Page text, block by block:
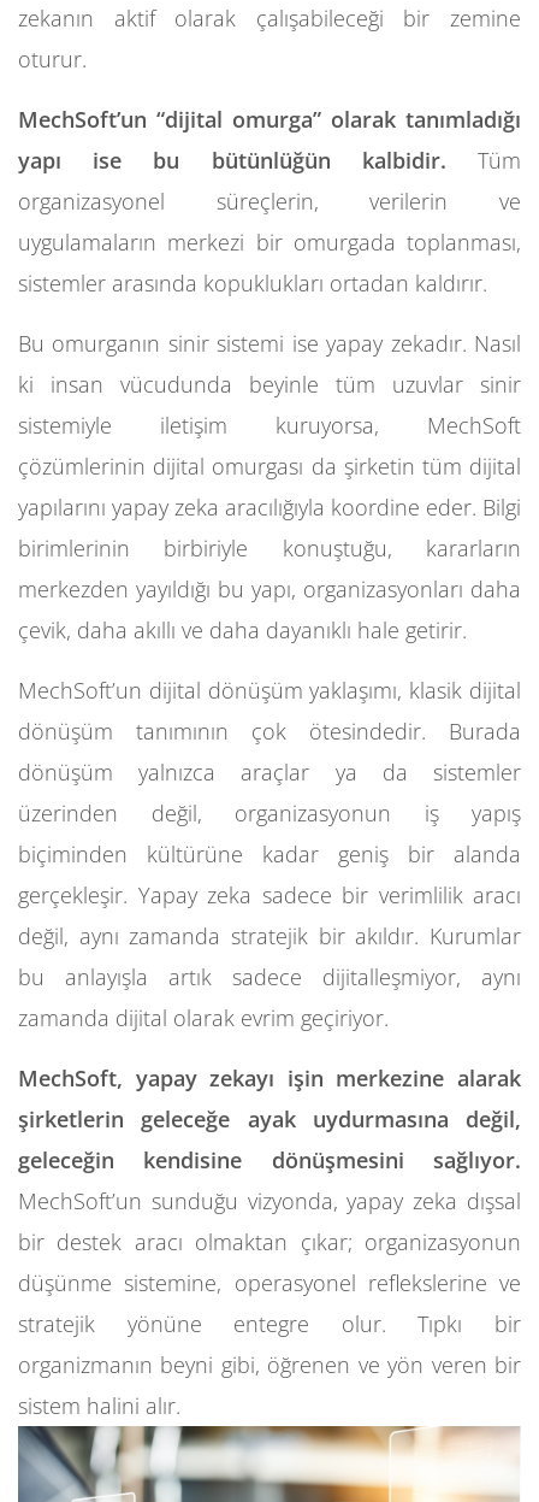
zekanın aktif olarak çalışabileceği bir zemine
oturur.
MechSoft’un “dijital omurga” olarak tanımladığı
yapı ise bu bütünlüğün kalbidir. Tüm
organizasyonel süreçlerin, verilerin ve
uygulamaların merkezi bir omurgada toplanması,
sistemler arasında kopuklukları ortadan kaldırır.
Bu omurganın sinir sistemi ise yapay zekadır. Nasıl
ki insan vücudunda beyinle tüm uzuvlar sinir
sistemiyle iletişim kuruyorsa, MechSoft
çözümlerinin dijital omurgası da şirketin tüm dijital
yapılarını yapay zeka aracılığıyla koordine eder. Bilgi
birimlerinin birbiriyle konuştuğu, kararların
merkezden yayıldığı bu yapı, organizasyonları daha
çevik, daha akıllı ve daha dayanıklı hale getirir.
MechSoft’un dijital dönüşüm yaklaşımı, klasik dijital
dönüşüm tanımının çok ötesindedir. Burada
dönüşüm yalnızca araçlar ya da sistemler
üzerinden değil, organizasyonun iş yapış
biçiminden kültürüne kadar geniş bir alanda
gerçekleşir. Yapay zeka sadece bir verimlilik aracı
değil, aynı zamanda stratejik bir akıldır. Kurumlar
bu anlayışla artık sadece dijitalleşmiyor, aynı
zamanda dijital olarak evrim geçiriyor.
MechSoft, yapay zekayı işin merkezine alarak
şirketlerin geleceğe ayak uydurmasına değil,
geleceğin kendisine dönüşmesini sağlıyor.
MechSoft’un sunduğu vizyonda, yapay zeka dışsal
bir destek aracı olmaktan çıkar; organizasyonun
düşünme sistemine, operasyonel reflekslerine ve
stratejik yönüne entegre olur. Tıpkı bir
organizmanın beyni gibi, öğrenen ve yön veren bir
sistem halini alır.